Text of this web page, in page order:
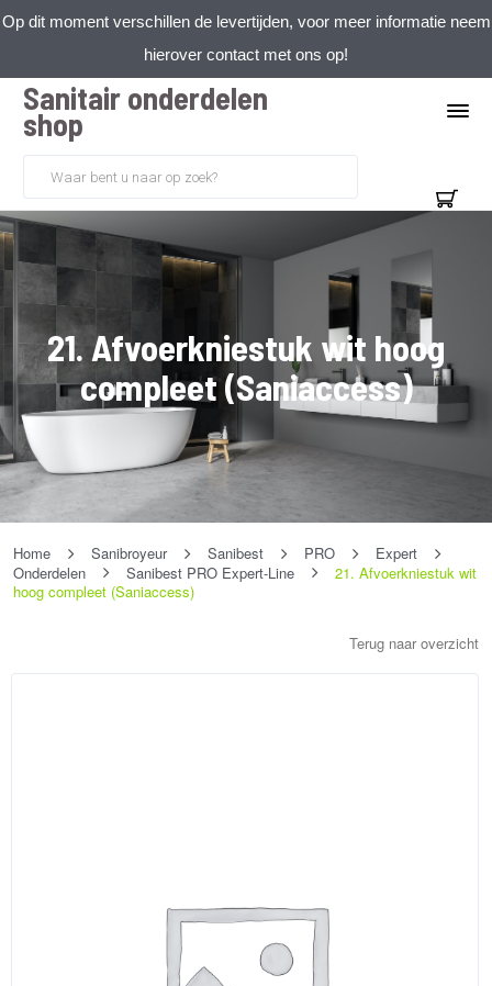
Op dit moment verschillen de levertijden, voor meer informatie neem
hierover contact met ons op!
Sanitair onderdelen
shop
21. Afvoerkniestuk wit hoog
compleet (Saniaccess)
Home Sanibroyeur Sanibest PRO
Expert
Onderdelen
Sanibest PRO Expert-Line
21. Afvoerkniestuk wit
hoog compleet (Saniaccess)
Terug naar overzicht